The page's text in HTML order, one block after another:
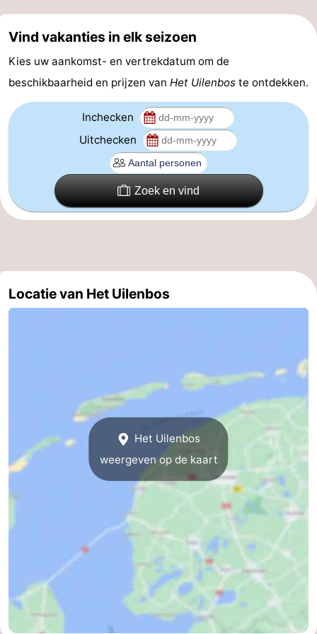
doen
Musea
-
Monumenten
-
Uitkijkpunten
Attracties
Boerderijen
-
Rondleidingen
Sporten
-
Zwembaden
-
Fietsen
-
Paardrijden
Surfen
-
Vind vakanties in elk seizoen
Kies uw aankomst- en vertrekdatum om de
beschikbaarheid en prijzen van Het Uilenbos te ontdekken.
Inchecken
Uitchecken
Zoek en vind
Locatie van Het Uilenbos
Het Uilenbos
weergeven op de kaart